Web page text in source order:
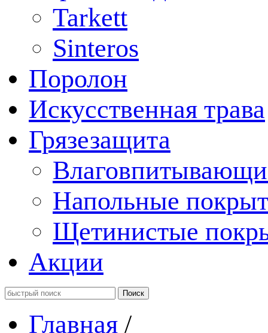
Tarkett
Sinteros
Поролон
Искусственная трава
Грязезащита
Напольные
Щетинистые
Акции
Главная /